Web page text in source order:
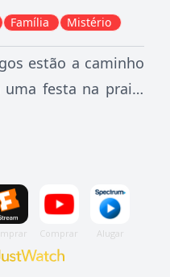
Família Mistério
estão a caminho
festa na praia,
arruinar as